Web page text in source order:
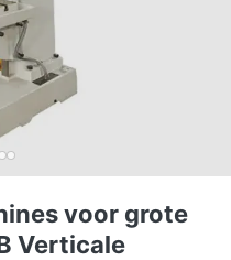
voor grote
Verticale